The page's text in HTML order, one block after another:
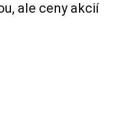
ale ceny akcií